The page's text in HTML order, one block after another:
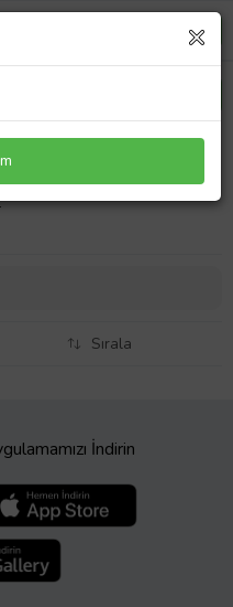
1,5/1,6 POLEN FİLTRESİ
2012 7701059997
Sırala
İndirin